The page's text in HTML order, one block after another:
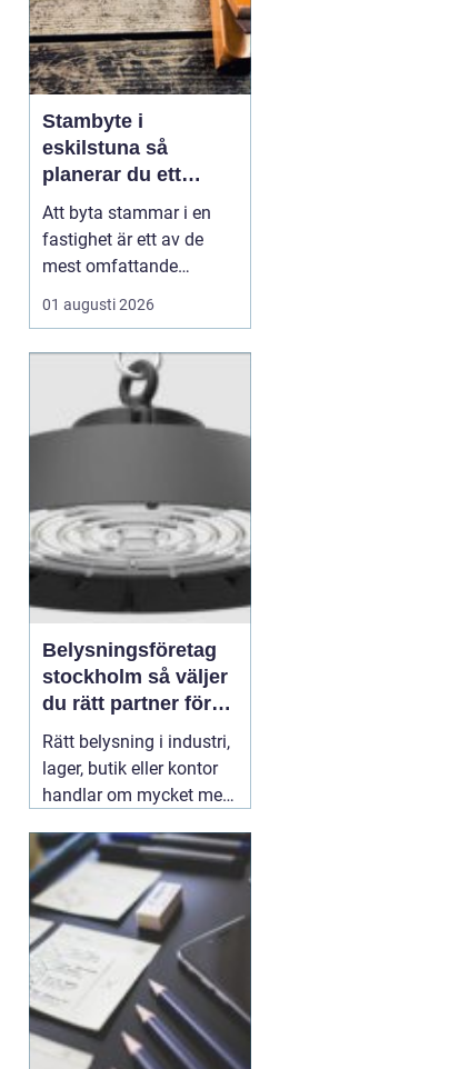
Stambyte i
eskilstuna så
planerar du ett
tryggt och hållbart
projekt
Att byta stammar i en
fastighet är ett av de
mest omfattande
ingreppen som kan
göras i ett hus.
nödvändig åtgärd för att
undvika vattenskador,
fuktproblem och
bostadsrättsföreningar,
fastighetsäga...
01 augusti 2026
Belysningsföretag
stockholm så väljer
du rätt partner för
professionell
ljussättning
Rätt belysning i industri,
lager, butik eller kontor
handlar om mycket mer
Ljuset påverkar säkerhet,
energikostnader,
produktivitet och hur en
lokal upplevs varje dag.
När företag i Stockholm
letar
31 juli 2026